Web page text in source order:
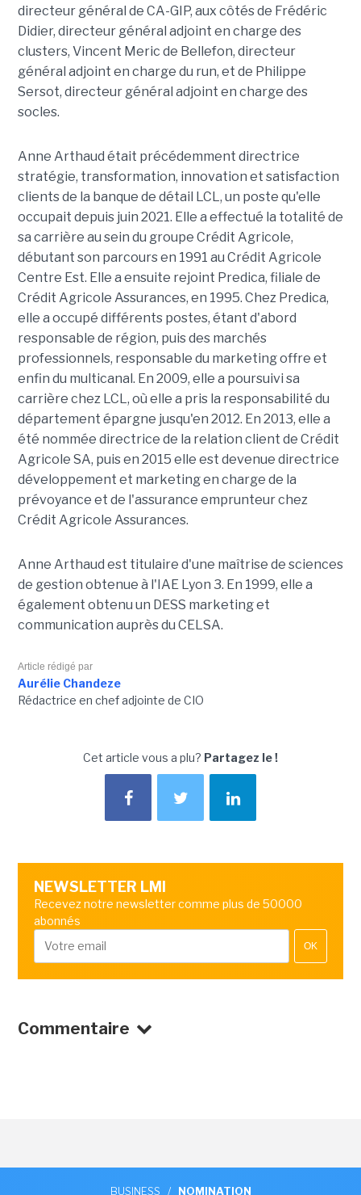
directeur général de CA-GIP, aux côtés de Frédéric
Didier, directeur général adjoint en charge des
clusters, Vincent Meric de Bellefon, directeur
général adjoint en charge du run, et de Philippe
Sersot, directeur général adjoint en charge des
socles.
Anne Arthaud était précédemment directrice
stratégie, transformation, innovation et satisfaction
clients de la banque de détail LCL, un poste qu'elle
occupait depuis juin 2021. Elle a effectué la totalité de
sa carrière au sein du groupe Crédit Agricole,
débutant son parcours en 1991 au Crédit Agricole
Centre Est. Elle a ensuite rejoint Predica, filiale de
Crédit Agricole Assurances, en 1995. Chez Predica,
elle a occupé différents postes, étant d'abord
responsable de région, puis des marchés
professionnels, responsable du marketing offre et
enfin du multicanal. En 2009, elle a poursuivi sa
carrière chez LCL, où elle a pris la responsabilité du
département épargne jusqu'en 2012. En 2013, elle a
été nommée directrice de la relation client de Crédit
Agricole SA, puis en 2015 elle est devenue directrice
développement et marketing en charge de la
prévoyance et de l'assurance emprunteur chez
Crédit Agricole Assurances.
Anne Arthaud est titulaire d'une maîtrise de sciences
de gestion obtenue à l'IAE Lyon 3. En 1999, elle a
également obtenu un DESS marketing et
communication auprès du CELSA.
Article rédigé par
Aurélie Chandeze
Rédactrice en chef adjointe de CIO
Cet article vous a plu? Partagez le !
NEWSLETTER LMI
Recevez notre newsletter comme plus de 50000
abonnés
OK
Commentaire
BUSINESS / NOMINATION